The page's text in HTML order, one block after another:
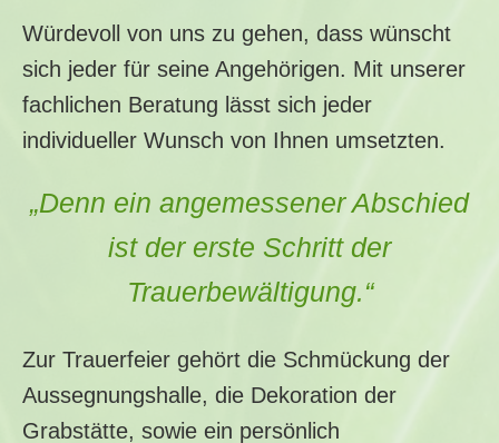
Würdevoll von uns zu gehen, dass wünscht
sich jeder für seine Angehörigen. Mit unserer
fachlichen Beratung lässt sich jeder
individueller Wunsch von Ihnen umsetzten.
„Denn ein angemessener Abschied
ist der erste Schritt der
Trauerbewältigung.“
Zur Trauerfeier gehört die Schmückung der
Aussegnungshalle, die Dekoration der
Grabstätte, sowie ein persönlich